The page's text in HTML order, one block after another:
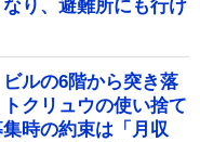
り、避難所にも行け
ビルの6階から突き落
クリュウの使い捨て
時の約束は「月収